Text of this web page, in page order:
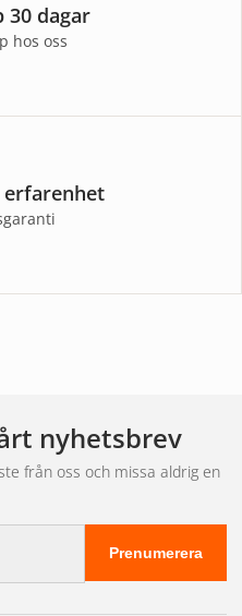
30 dagar
hos oss
erfarenhet
nyhetsbrev
från oss och missa aldrig en
Prenumerera